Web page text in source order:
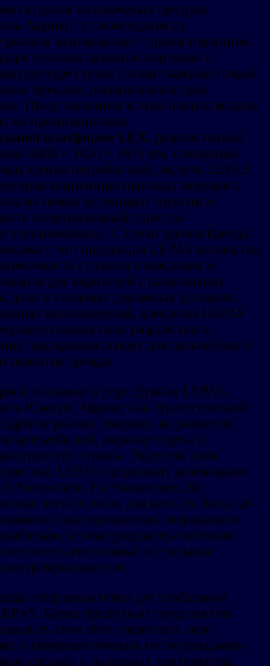
одним из ключевых центров
Африки, а также одним из
автомобилей с правосторонним
отлично развитой портовой и
страна служит важной точкой
брендов, расширяющих свое
Представленная в этой партии модель
на принципиально
платформе LEX, разработанной
4400 × 1820 × 1635 мм, с колесной
зрения потребителей, модель LEPAS
концепцию перехода мирового
на новые источники энергии и
потенциальный спрос на
электромобили. С точки зрения бренда,
что продукция LEPAS полностью
стильного вождения и
для водителей с различными
даже в сложных дорожных условиях.
пользователей, компания LEPAS
свои разработки и
закладывая основу для дальнейшего
развития бренда.
поставки в порт Дурбан LEPAS
Южную Африку как стратегический
другие рынки, опираясь на развитую
автомобилей, морские порты и
страны. Укрепляя свои
LEPAS продолжит реализацию
Somewhere, For Somewhere, Be
чего-то, быть для кого-то, быть где-
локализованным операциям и
чтобы предлагать местным
интеллектуальные и стильные
отправная точка для глобальной
Бренд продолжит представлять
свои сети, укреплять свое
и совершенствовать послепродажное
странах и на разных континентах,